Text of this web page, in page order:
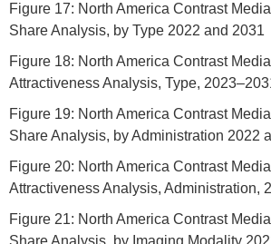
Figure 17: North America Contrast
Share Analysis, by Type 2022 and 2031
Figure 18: North America Contrast
Attractiveness Analysis, Type,
Figure 19: North America Contrast
Share Analysis, by Administration 2022
Figure 20: North America Contrast
Attractiveness Analysis, Administration,
Figure 21: North America Contrast
Share Analysis, by Imaging Modality